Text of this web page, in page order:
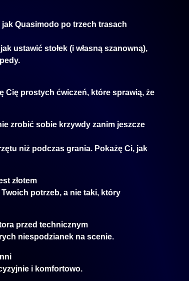
Quasimodo po trzech trasach
ustawić stołek (i własną szanowną),
Cię prostych ćwiczeń, które sprawią, że
zrobić sobie krzywdy zanim jeszcze
niż podczas grania. Pokażę Ci, jak
złotem
potrzeb, a nie taki, który
przed technicznym
niespodzianek na scenie.
i komfortowo.